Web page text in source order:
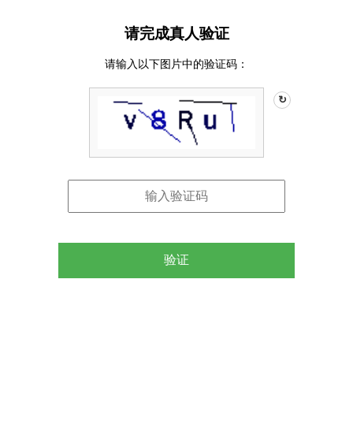
请完成真人验证
请输入以下图片中的验证码：
↻
验证